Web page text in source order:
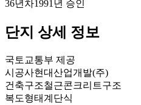
36년차1991년 승인
단지 상세 정보
국토교통부 제공
시공사현대산업개발(주)
건축구조철근콘크리트구조
복도형태계단식